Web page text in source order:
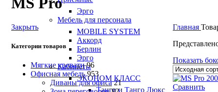
Эрго
Мебель для персонала
MOBILE SYSTEM
Аккорд
Берлин
Эрго
Кабинеты
ЭКОНОМ КЛАСС
Танго и Танго Люкс
Закрыть
Категории товаров
Мягкие кровати 96
Офисная мебель 953
Диваны для офиса 21
Главная
Показать
Сравнить